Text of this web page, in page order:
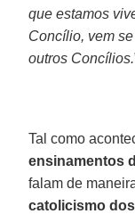
que estamos
Concílio, vem
outros Concílios.
Tal como
ensinamentos
falam de
catolicismo